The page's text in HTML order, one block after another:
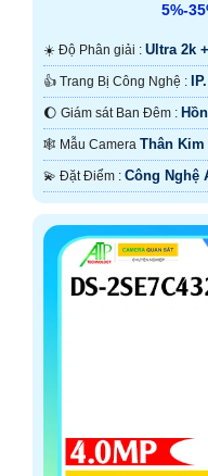
5%-
☀️ Độ Phân giải : Ultra 2k
👍 Trang Bị Công Nghệ : IP.
🌔 Giám sát Ban Đêm :
IR.🕸️ Mẫu Camera Thân
️💫 Đặt Điểm : Công Nghệ